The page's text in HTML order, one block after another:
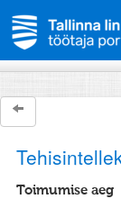
Toimumise aeg